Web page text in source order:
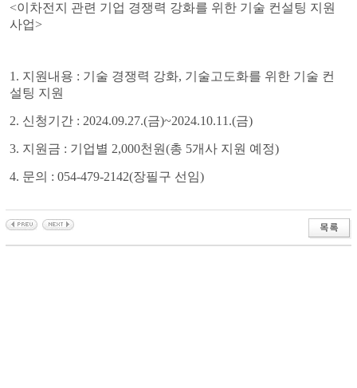
<이차전지 관련 기업 경쟁력 강화를 위한 기술 컨설팅 지원
사업>
1. 지원내용 : 기술 경쟁력 강화, 기술고도화를 위한 기술 컨
설팅 지원
2. 신청기간 : 2024.09.27.(금)~2024.10.11.(금)
3. 지원금 : 기업별 2,000천원(총 5개사 지원 예정)
4. 문의 : 054-479-2142(장필구 선임)